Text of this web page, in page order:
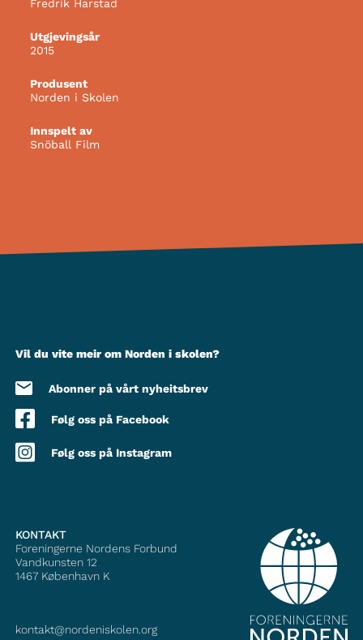
Fredrik Harstad
Utgjevingsår
2015
Produsent
Norden i Skolen
Innspelt av
Snöball Film
Vil du vite meir om Norden i skolen?
Abonner på vårt nyheitsbrev
Følg oss på Facebook
Følg oss på Instagram
KONTAKT
Foreningerne Nordens Forbund
Vandkunsten 12
1467 København K
kontakt@nordeniskolen.org